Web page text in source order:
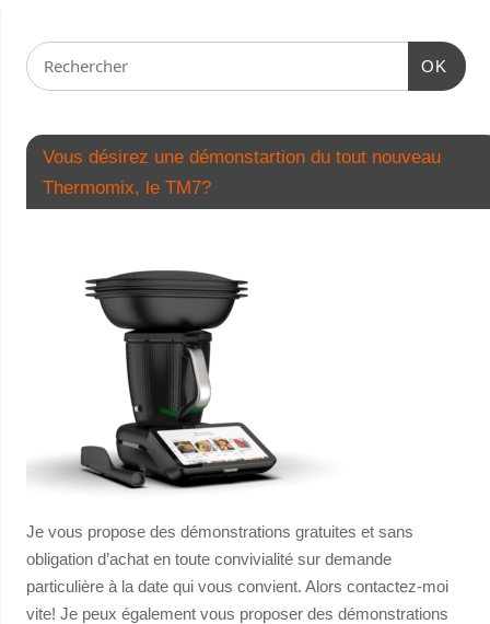
OK
Vous désirez une démonstartion du tout nouveau
Thermomix, le TM7?
Je vous propose des démonstrations gratuites et sans
obligation d’achat en toute convivialité sur demande
particulière à la date qui vous convient. Alors contactez-moi
vite! Je peux également vous proposer des démonstrations